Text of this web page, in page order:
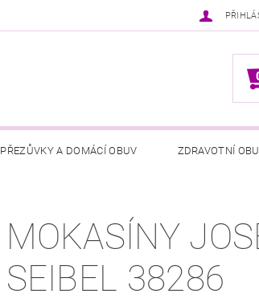
PŘEZŮVKY A DOMÁCÍ OBUV ZDRAVOTNÍ
MOKASÍNY
SEIBEL 38286